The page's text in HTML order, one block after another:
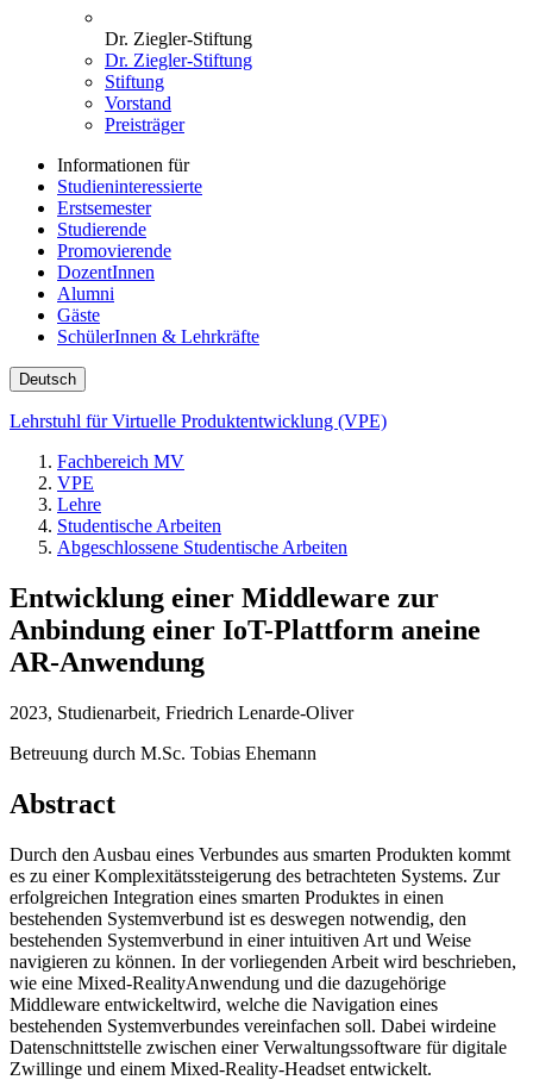
Dr. Ziegler-Stiftung
Dr. Ziegler-Stiftung
Stiftung
Vorstand
Preisträger
Informationen für
Studieninteressierte
Erstsemester
Studierende
Promovierende
DozentInnen
Alumni
Gäste
SchülerInnen & Lehrkräfte
Deutsch
Lehrstuhl für Virtuelle Produktentwicklung (VPE)
Fachbereich MV
VPE
Lehre
Studentische Arbeiten
Abgeschlossene Studentische Arbeiten
Entwicklung einer Middleware zur
Anbindung einer IoT-Plattform aneine
AR-Anwendung
2023, Studienarbeit, Friedrich Lenarde-Oliver
Betreuung durch M.Sc. Tobias Ehemann
Abstract
Durch den Ausbau eines Verbundes aus smarten Produkten kommt
es zu einer Komplexitätssteigerung des betrachteten Systems. Zur
erfolgreichen Integration eines smarten Produktes in einen
bestehenden Systemverbund ist es deswegen notwendig, den
bestehenden Systemverbund in einer intuitiven Art und Weise
navigieren zu können. In der vorliegenden Arbeit wird beschrieben,
wie eine Mixed-RealityAnwendung und die dazugehörige
Middleware entwickeltwird, welche die Navigation eines
bestehenden Systemverbundes vereinfachen soll. Dabei wirdeine
Datenschnittstelle zwischen einer Verwaltungssoftware für digitale
Zwillinge und einem Mixed-Reality-Headset entwickelt.